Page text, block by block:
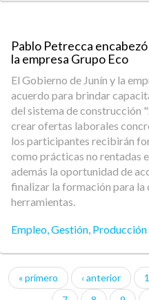
Pablo Petrecca
la empresa Grupo Eco
El Gobierno de Junín y la
acuerdo para brindar
del sistema de construcción
crear ofertas laborales
los participantes recibirán
como prácticas no rentadas
además la oportunidad de
finalizar la formación para
herramientas.
Empleo,Gestión, Producción
Páginas
« primero ‹ anterior 1